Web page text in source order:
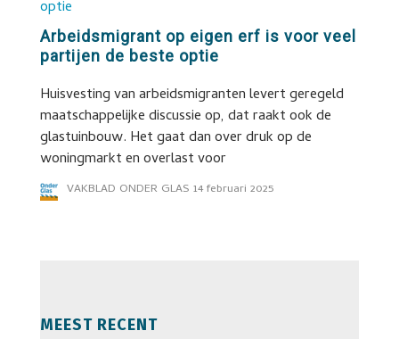
Arbeidsmigrant op eigen erf is voor veel
partijen de beste optie
Huisvesting van arbeidsmigranten levert geregeld
maatschappelijke discussie op, dat raakt ook de
glastuinbouw. Het gaat dan over druk op de
woningmarkt en overlast voor
VAKBLAD ONDER GLAS 14 februari 2025
MEEST RECENT